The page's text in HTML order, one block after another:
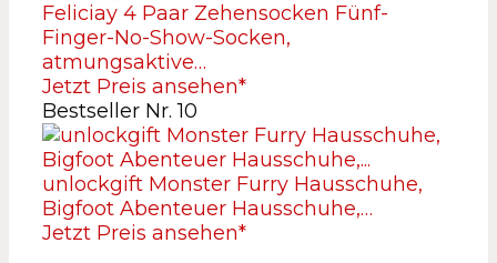
Feliciay 4 Paar Zehensocken Fünf-
Finger-No-Show-Socken,
atmungsaktive…
Jetzt Preis ansehen*
Bestseller Nr. 10
unlockgift Monster Furry Hausschuhe,
Bigfoot Abenteuer Hausschuhe,…
Jetzt Preis ansehen*